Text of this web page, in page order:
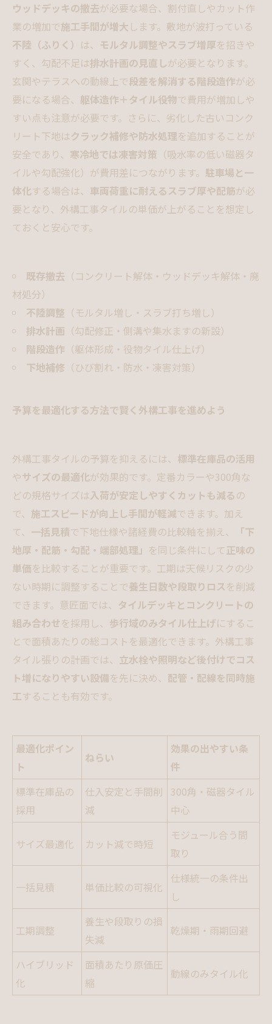
ウッドデッキの撤去が必要な場合、割付直しやカット作
業の増加で施工手間が増大 します。敷地が波打っている
不陸（ふりく） は、 モルタル調整やスラブ増厚を招きや
すく、勾配不足は排水計画の見直しが必要となります。
玄関やテラスへの動線上で段差を解消する階段造作が必
要になる場合、 躯体造作＋タイル役物で費用が増加しや
すい点も注意が必要です。さらに、劣化した古いコンク
リート下地はクラック補修や防水処理を追加することが
安全であり、 寒冷地では凍害対策 （吸水率の低い磁器タ
イルや勾配強化）が費用差につながります。 駐車場と一
体化する場合は、 車両荷重に耐えるスラブ厚や配筋が必
要となり、外構工事タイルの単価が上がることを想定し
ておくと安心です。
既存撤去 （コンクリート解体・ウッドデッキ解体・廃
材処分）
不陸調整 （モルタル増し・スラブ打ち増し）
排水計画 （勾配修正・側溝や集水ますの新設）
階段造作 （躯体形成・役物タイル仕上げ）
下地補修 （ひび割れ・防水・凍害対策）
予算を最適化する方法で賢く外構工事を進めよう
外構工事タイルの予算を抑えるには、 標準在庫品の活用
やサイズの最適化が効果的です。定番カラーや300角な
どの規格サイズは入荷が安定しやすくカットも減るの
で、 施工スピードが向上し手間が軽減できます。加え
て、 一括見積で下地仕様や諸経費の比較軸を揃え、
「下
地厚・配筋・勾配・端部処理」 を同じ条件にして正味の
単価を比較することが重要です。工期は天候リスクの少
ない時期に調整することで養生日数や段取りロスを削減
できます。意匠面では、 タイルデッキとコンクリートの
組み合わせを採用し、 歩行域のみタイル仕上げにするこ
とで面積あたりの総コストを最適化できます。外構工事
タイル張りの計画では、 立水栓や照明など後付けでコス
ト増になりやすい設備を先に決め、 配管・配線を同時施
工することも有効です。
最適化ポイン
ト
ねらい
効果の出やすい条
件
標準在庫品の
採用
仕入安定と手間削
減
300角・磁器タイル
中心
サイズ最適化 カット減で時短
モジュール合う間
取り
一括見積 単価比較の可視化
仕様統一の条件出
し
工期調整
養生や段取りの損
失減
乾燥期・雨期回避
ハイブリッド
化
面積あたり原価圧
縮
動線のみタイル化